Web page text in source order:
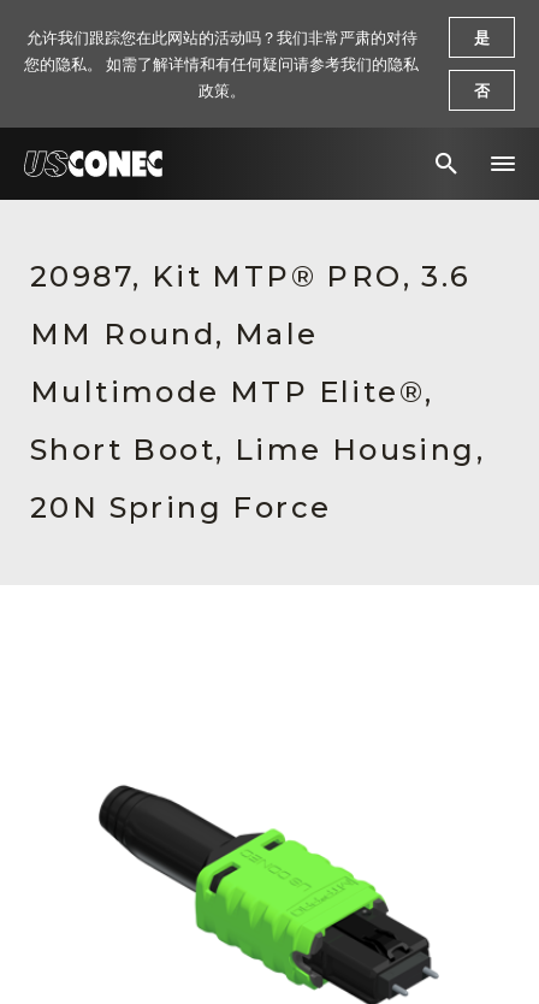
解决方案
产品
资源
关于我们
活动信息
20987, Kit MTP® PRO, 3.6
MM Round, Male
Multimode MTP Elite®,
Short Boot, Lime Housing,
20N Spring Force
允许我们跟踪您在此网站的活动吗？我们非常严肃的对待
您的隐私。 如需了解详情和有任何疑问请参考我们的隐私
政策。
是
否